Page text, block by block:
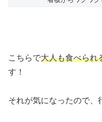
こちらで大人も食べられ
す！
それが気になったので、